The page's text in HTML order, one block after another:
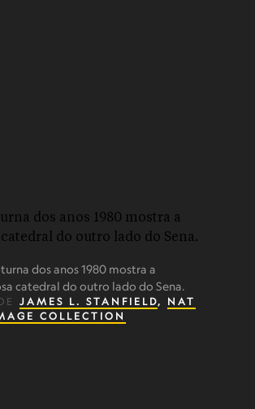
dos anos 1980 mostra a
catedral do outro lado do Sena.
JAMES L. STANFIELD, NAT
COLLECTION